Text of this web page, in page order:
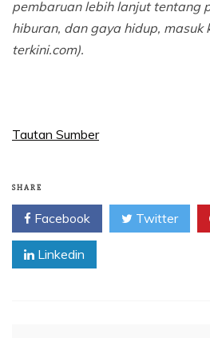
pembaruan lebih lanjut tentang
hiburan, dan gaya hidup, masuk
terkini.com).
Tautan Sumber
SHARE
Facebook Twitter
Linkedin